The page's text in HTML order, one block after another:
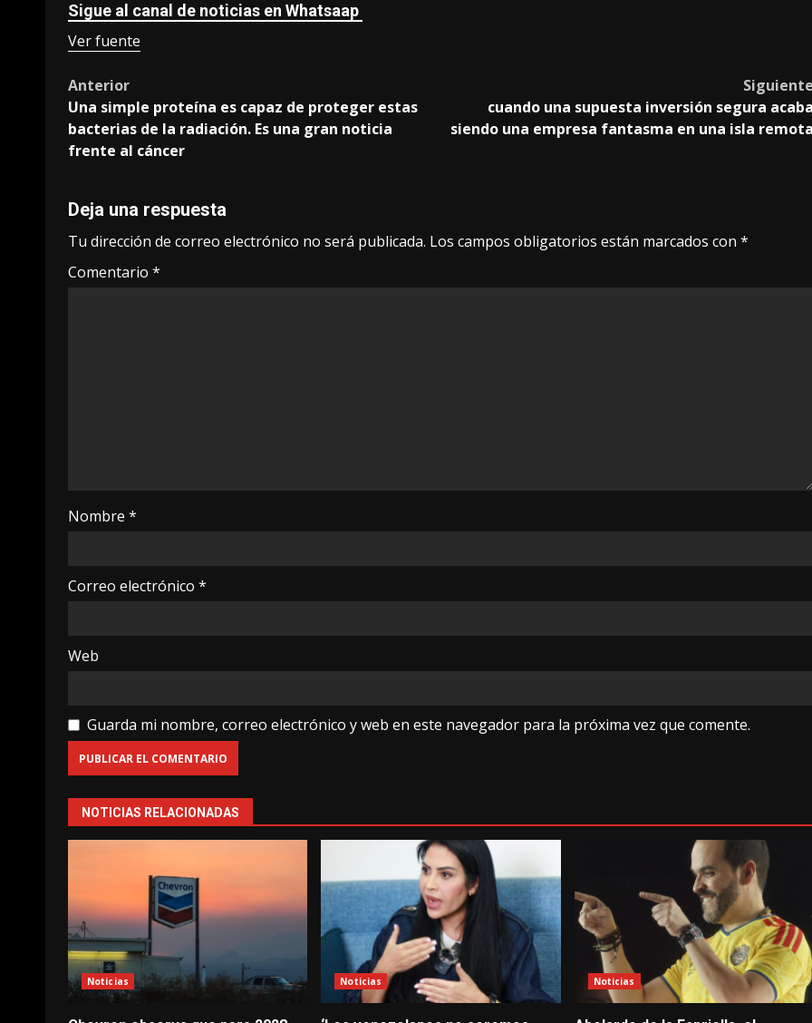
Sigue al canal de noticias en Whatsaap
Ver fuente
Post
navigation
Anterior
Una simple proteína es capaz de proteger estas
bacterias de la radiación. Es una gran noticia
frente al cáncer
cuando una supuesta inversión segura
siendo una empresa fantasma en una isla
Deja una respuesta
Tu dirección de correo electrónico no será publicada. Los campos obligatorios están marcados con *
Comentario *
Nombre *
Correo electrónico *
Web
Guarda mi nombre, correo electrónico y web en este navegador para la próxima vez que comente.
NOTICIAS RELACIONADAS
Noticias Noticias Noticias